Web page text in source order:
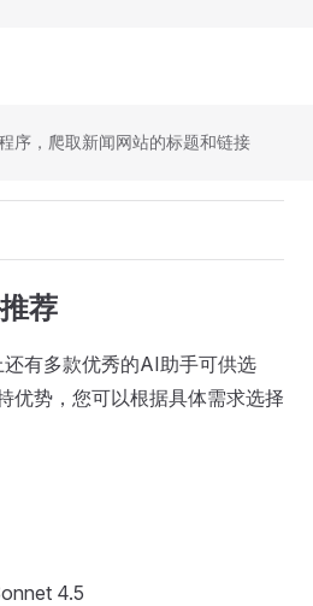
，爬取新闻网站的标题和链接
荐
有多款优秀的AI助手可供选
优势，您可以根据具体需求选择
4.5